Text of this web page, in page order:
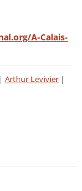
A-Calais-
| Arthur Levivier |